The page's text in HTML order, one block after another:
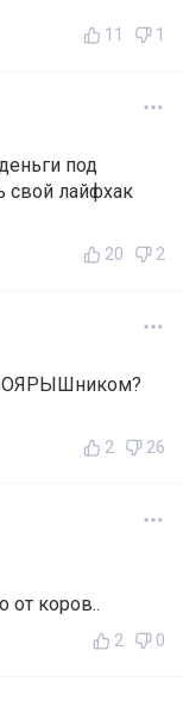
11 1
под
свой лайфхак
20 2
2 26
от коров..
2 0